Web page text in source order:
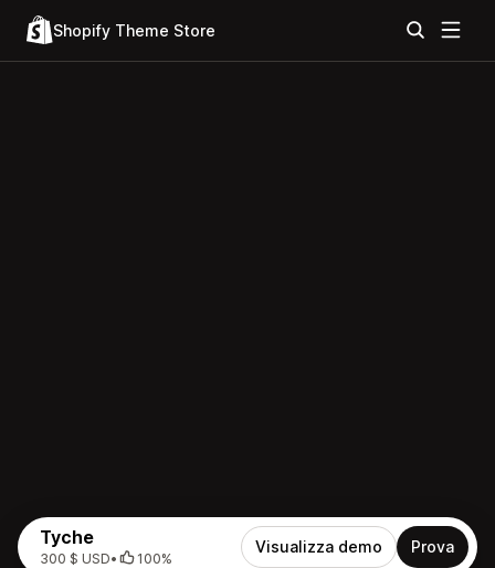
Shopify Theme Store
Tyche
300 $ USD• 100%
Visualizza demo Prova